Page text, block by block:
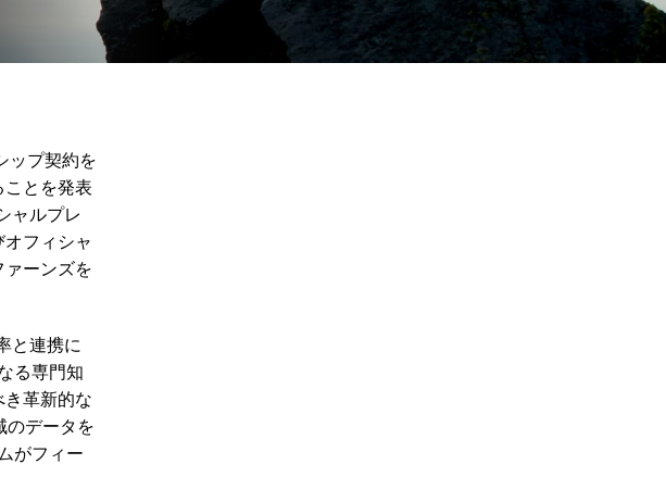
ップ契約を
とを発表
ャルプレ
フィシャ
ーンズを
と連携に
る専門知
革新的な
のデータを
がフィー